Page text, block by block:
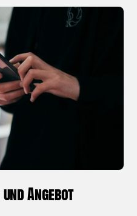
Angebot